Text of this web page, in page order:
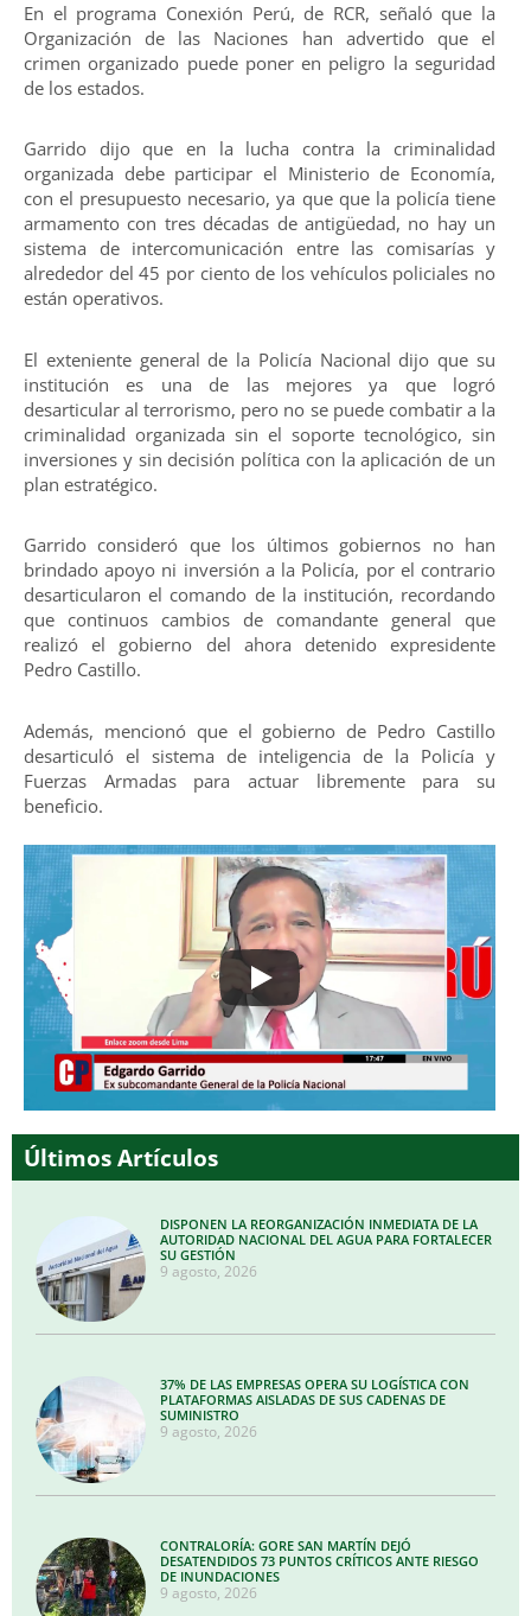
En el programa Conexión Perú, de RCR, señaló que la
Organización de las Naciones han advertido que el
crimen organizado puede poner en peligro la seguridad
de los estados.
Garrido dijo que en la lucha contra la criminalidad
organizada debe participar el Ministerio de Economía,
con el presupuesto necesario, ya que que la policía tiene
armamento con tres décadas de antigüedad, no hay un
sistema de intercomunicación entre las comisarías y
alrededor del 45 por ciento de los vehículos policiales no
están operativos.
El exteniente general de la Policía Nacional dijo que su
institución es una de las mejores ya que logró
desarticular al terrorismo, pero no se puede combatir a la
criminalidad organizada sin el soporte tecnológico, sin
inversiones y sin decisión política con la aplicación de un
plan estratégico.
Garrido consideró que los últimos gobiernos no han
brindado apoyo ni inversión a la Policía, por el contrario
desarticularon el comando de la institución, recordando
que continuos cambios de comandante general que
realizó el gobierno del ahora detenido expresidente
Pedro Castillo.
Además, mencionó que el gobierno de Pedro Castillo
desarticuló el sistema de inteligencia de la Policía y
Fuerzas Armadas para actuar libremente para su
beneficio.
Últimos Artículos
DISPONEN LA REORGANIZACIÓN INMEDIATA DE LA
AUTORIDAD NACIONAL DEL AGUA PARA FORTALECER
SU GESTIÓN
9 agosto, 2026
37% DE LAS EMPRESAS OPERA SU LOGÍSTICA CON
PLATAFORMAS AISLADAS DE SUS CADENAS DE
SUMINISTRO
9 agosto, 2026
CONTRALORÍA: GORE SAN MARTÍN DEJÓ
DESATENDIDOS 73 PUNTOS CRÍTICOS ANTE RIESGO
DE INUNDACIONES
9 agosto, 2026